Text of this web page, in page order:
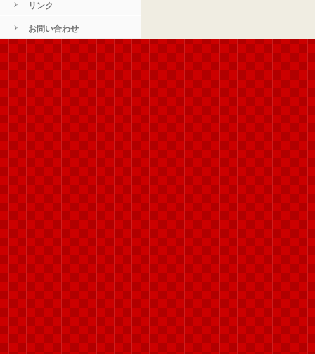
リンク
お問い合わせ